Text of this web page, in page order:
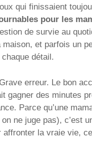
qui finissaient
pour les
de survie au
et parfois un
détail.
erreur. Le bon
gagner des minutes
Parce qu’une
ne juge pas), c’est
la vraie vie,